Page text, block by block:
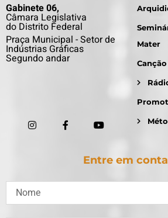
Gabinete 06,
Câmara Legislativa
do Distrito Federal
Praça Municipal - Setor de
Indústrias Gráficas
Segundo andar
Mater
Entre em